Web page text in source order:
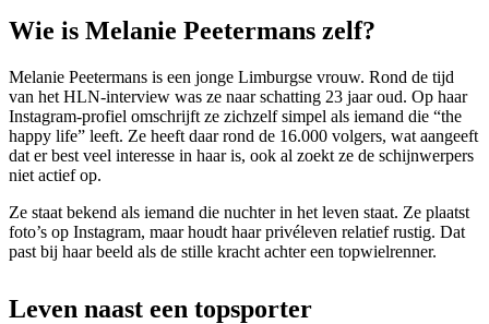
Wie is Melanie Peetermans zelf?
Melanie Peetermans is een jonge Limburgse vrouw. Rond de tijd
van het HLN-interview was ze naar schatting 23 jaar oud. Op haar
Instagram-profiel omschrijft ze zichzelf simpel als iemand die “the
happy life” leeft. Ze heeft daar rond de 16.000 volgers, wat aangeeft
dat er best veel interesse in haar is, ook al zoekt ze de schijnwerpers
niet actief op.
Ze staat bekend als iemand die nuchter in het leven staat. Ze plaatst
foto’s op Instagram, maar houdt haar privéleven relatief rustig. Dat
past bij haar beeld als de stille kracht achter een topwielrenner.
Leven naast een topsporter